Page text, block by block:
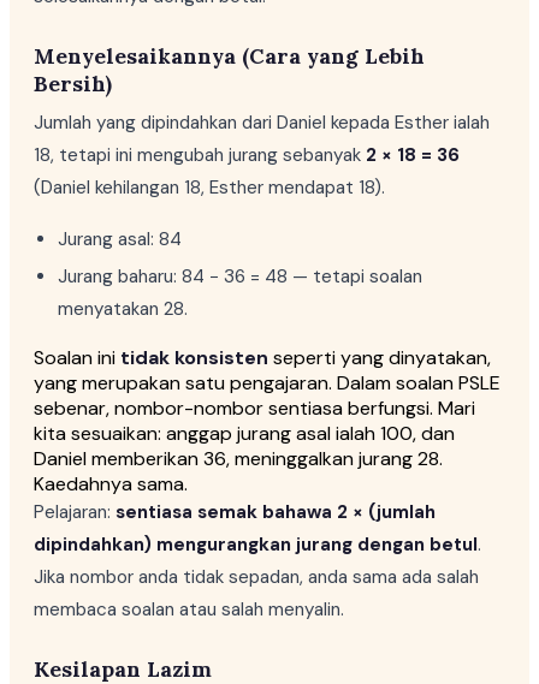
Menyelesaikannya (Cara yang Lebih
Bersih)
Jumlah yang dipindahkan dari Daniel kepada Esther ialah
18, tetapi ini mengubah jurang sebanyak 2 × 18 = 36
(Daniel kehilangan 18, Esther mendapat 18).
Jurang asal: 84
Jurang baharu: 84 − 36 = 48 — tetapi soalan
menyatakan 28.
Soalan ini tidak konsisten seperti yang dinyatakan,
yang merupakan satu pengajaran. Dalam soalan PSLE
sebenar, nombor-nombor sentiasa berfungsi. Mari
kita sesuaikan: anggap jurang asal ialah 100, dan
Daniel memberikan 36, meninggalkan jurang 28.
Kaedahnya sama.
Pelajaran: sentiasa semak bahawa 2 × (jumlah
dipindahkan) mengurangkan jurang dengan betul.
Jika nombor anda tidak sepadan, anda sama ada salah
membaca soalan atau salah menyalin.
Kesilapan Lazim